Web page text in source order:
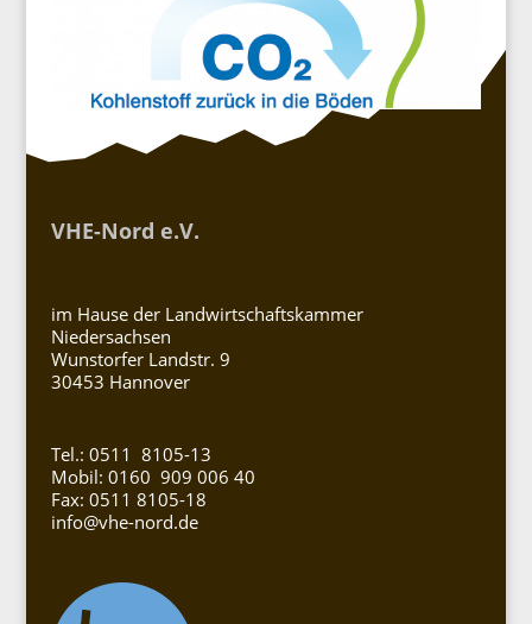
VHE-Nord e.V.
im Hause der Landwirtschaftskammer
Niedersachsen
Wunstorfer Landstr. 9
30453 Hannover
Tel.: 0511 8105-13
Mobil: 0160 909 006 40
Fax: 0511 8105-18
info@vhe-nord.de